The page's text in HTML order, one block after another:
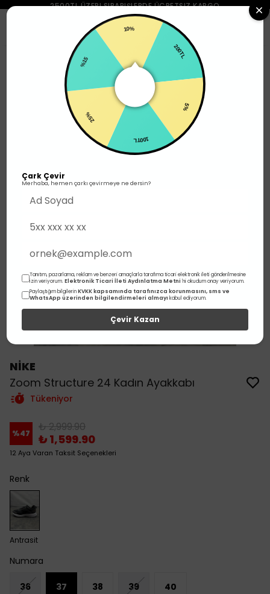
2500TL ÜZERI SIPARIŞLERDE ÜCRETSIZ KARGO
0
Kadın Ayakkabı
NİKE
Zoom Structure 24 Kadın Ayakkabı
Tükeniyor
%47 ₺ 2,999.90
₺ 1,599.90
12 Aya Varan Taksit Seçenekleri
Renk
Antrasit
Numara
36 37 38 39 40
10%
200TL
100TL
25%
%15
Çark Çevir
Merhaba, hemen çarkı çevirmeye ne dersin?
Tanıtım, pazarlama, reklam ve benzeri amaçlarla tarafıma ticari elektronik ileti gönderilmesine
izin veriyorum.Elektronik Ticari İleti Aydınlatma Metni 'ni okudum onay veriyorum.
Paylaştığım bilgilerinKVKK kapsamında tarafınızca korunmasını, sms ve
WhatsApp üzerinden bilgilendirmeleri almayı kabul ediyorum.
Çevir Kazan